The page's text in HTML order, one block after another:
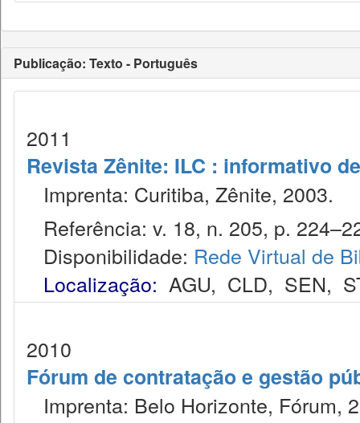
Publicação: Texto - Português
2011
Revista Zênite: ILC : informativo
Imprenta: Curitiba, Zênite, 2003.
Referência: v. 18, n. 205, p.
Disponibilidade: Rede Virtual de
Localização: AGU, CLD, SEN,
2010
Fórum de contratação e gestão
Imprenta: Belo Horizonte, Fórum,